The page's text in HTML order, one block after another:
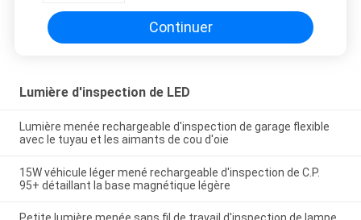
Continuer
Lumière d'inspection de LED
Lumière menée rechargeable d'inspection de garage flexible
avec le tuyau et les aimants de cou d'oie
15W véhicule léger mené rechargeable d'inspection de C.P.
95+ détaillant la base magnétique légère